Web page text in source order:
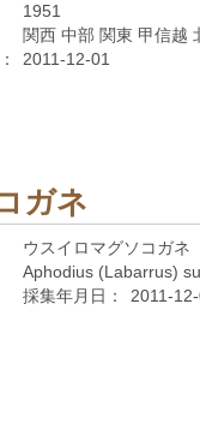
1951
関西 中部 関東 甲信越
2011-12-01
ガネ
ウスイロマグソコガネ
Aphodius (Labarrus)
採集年月日： 2011-